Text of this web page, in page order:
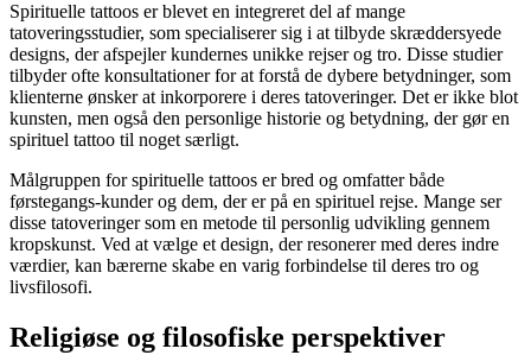
Spirituelle tattoos er blevet en integreret del af mange
tatoveringsstudier, som specialiserer sig i at tilbyde skræddersyede
designs, der afspejler kundernes unikke rejser og tro. Disse studier
tilbyder ofte konsultationer for at forstå de dybere betydninger, som
klienterne ønsker at inkorporere i deres tatoveringer. Det er ikke blot
kunsten, men også den personlige historie og betydning, der gør en
spirituel tattoo til noget særligt.
Målgruppen for spirituelle tattoos er bred og omfatter både
førstegangs-kunder og dem, der er på en spirituel rejse. Mange ser
disse tatoveringer som en metode til personlig udvikling gennem
kropskunst. Ved at vælge et design, der resonerer med deres indre
værdier, kan bærerne skabe en varig forbindelse til deres tro og
livsfilosofi.
Religiøse og filosofiske perspektiver